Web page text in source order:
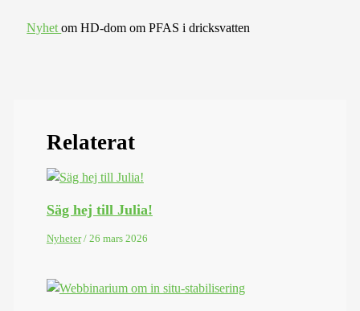
Nyhetom HD-dom om PFAS i dricksvatten
Relaterat
Säg hej till Julia!
Nyheter/ 26 mars 2026